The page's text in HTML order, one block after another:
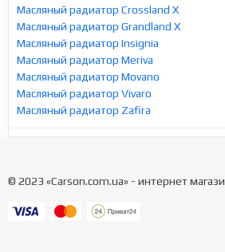
Масляный радиатор Crossland X
Масляный радиатор Grandland X
Масляный радиатор Insignia
Масляный радиатор Meriva
Масляный радиатор Movano
Масляный радиатор Vivaro
Масляный радиатор Zafira
© 2023 «Carson.com.ua» - интернет